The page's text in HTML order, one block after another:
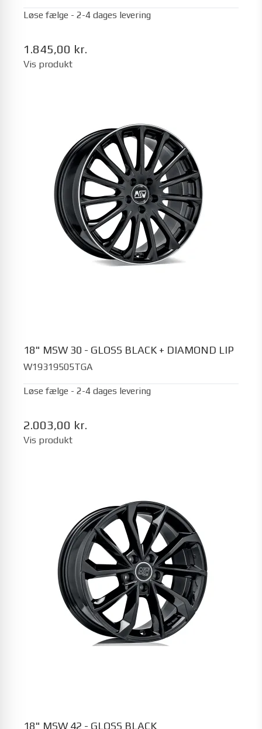
Løse fælge - 2-4 dages levering
1.845,00 kr.
Vis produkt
18" MSW 30 - GLOSS BLACK + DIAMOND LIP
W19319505TGA
Løse fælge - 2-4 dages levering
2.003,00 kr.
Vis produkt
18" MSW 42 - GLOSS BLACK